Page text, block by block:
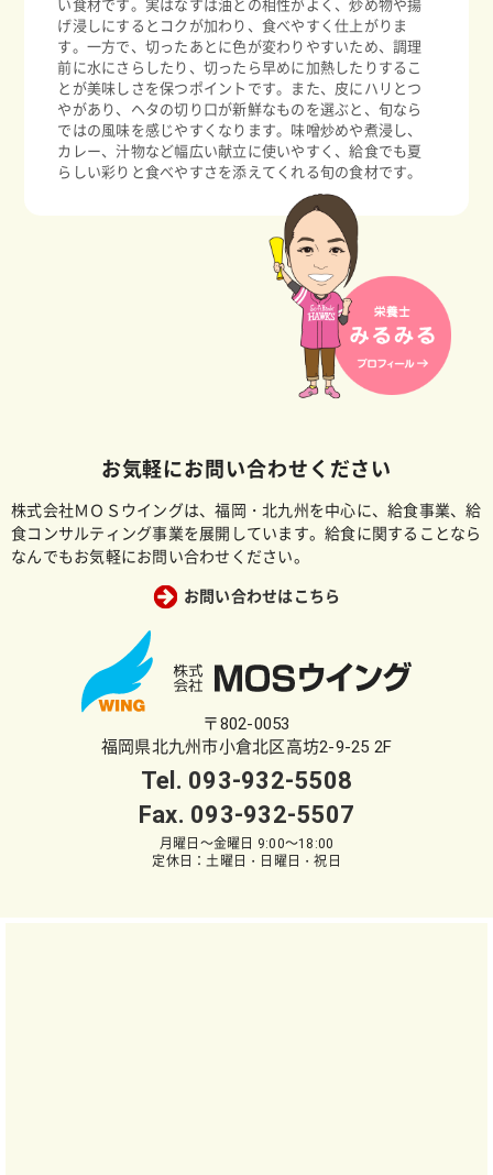
い食材です。実はなすは油との相性がよく、炒め物や揚
げ浸しにするとコクが加わり、食べやすく仕上がりま
す。一方で、切ったあとに色が変わりやすいため、調理
前に水にさらしたり、切ったら早めに加熱したりするこ
とが美味しさを保つポイントです。また、皮にハリとつ
やがあり、ヘタの切り口が新鮮なものを選ぶと、旬なら
ではの風味を感じやすくなります。味噌炒めや煮浸し、
カレー、汁物など幅広い献立に使いやすく、給食でも夏
らしい彩りと食べやすさを添えてくれる旬の食材です。
お気軽にお問い合わせください
株式会社ＭＯＳウイングは、福岡・北九州を中心に、給食事業、給
食コンサルティング事業を展開しています。給食に関することなら
なんでもお気軽にお問い合わせください。
お問い合わせはこちら
〒802-0053
福岡県北九州市小倉北区高坊2-9-25 2F
Tel. 093-932-5508
Fax. 093-932-5507
月曜日～金曜日 9:00～18:00
定休日：土曜日・日曜日・祝日